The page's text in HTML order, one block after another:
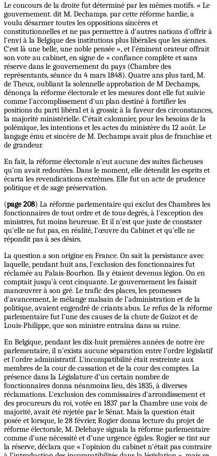
Le concours de la droite fut déterminé par les mêmes motifs. « Le
gouvernement. dit M. Dechamps. par cette réforme hardie, a
voulu désarmer toutes les oppositions sincères et
constitutionnelles et ne pas permettre à d'autres nations d'offrir à
l'envi à la Belgique des institutions plus libérales que les siennes.
C'est là une belle, une noble pensée », et l'éminent orateur offrait
son vote au cabinet, en signe de « confiance complète et sans
réserve dans le gouvernement du pays (Chambre des
représentants, séance du 4 mars 1848). Quatre ans plus tard, M.
de Theux, oubliant la solennelle approbation de M Dechamps,
dénonça la réforme électorale et les mesures dont elle fut suivie
comme l'accomplissement d'un plan destiné à fortifier les
positions du parti libéral et à grossir, à la faveur des circonstances,
la majorité ministérielle. C’était calomnier, pour les besoins de la
polémique, les intentions et les actes du ministère du 12 août. Le
langage ému et sincère de M. Dechamps avait plus de franchise et
de grandeur.
En fait, la réforme électorale n'eut aucune des suites fâcheuses
qu'on avait redoutées. Dans le moment, elle détendit les esprits et
écarta les revendications extrêmes. Elle fut un acte de prudence
politique et de sage préservation.
(page 208) La réforme parlementaire qui exclut des Chambres les
fonctionnaires de tout ordre et de tous degrés, à l'exception des
ministres, fut moins heureuse. Et il n'est que juste de constater
qu'elle ne fut pas, en réalité, l'œuvre du Cabinet et qu'elle ne
répondit pas à ses désirs.
La question a son origine en France. On sait la persistance avec
laquelle, pendant huit ans, l'exclusion des fonctionnaires fut
réclamée au Palais-Bourbon. Ils y étaient devenus légion. On en
comptait jusqu'à cent cinquante. Le gouvernement les faisait
manœuvrer à son gré. Le trafic des places, les promesses
d'avancement, le mélange malsain de l'administration et de la
politique, avaient engendré de criants abus. Le refus de la réforme
parlementaire fut l'une des causes de la chute de Guizot et de
Louis-Philippe, que son ministre entraîna dans sa ruine.
En Belgique, pendant les dix-huit premières années de notre ère
parlementaire, il n'exista aucune séparation entre l'ordre législatif
et l'ordre administratif. L'incompatibilité était restreinte aux
membres de la cour de cassation et de la cour des comptes. La
présence dans la Législature d'un certain nombre de
fonctionnaires donna néanmoins lieu, dès 1835, à diverses
réclamations. L'exclusion des commissaires d'arrondissement et
des procureurs du roi, votée en 1837 par la Chambre une voix de
majorité, avait été rejetée par le Sénat. Mais la question était
posée et lorsque, le 28 février, Rogier donna lecture du projet de
réforme électorale, M. Delehaye signala la réforme parlementaire
comme d'une nécessité et d'une urgence égales. Rogier se tint sur
la réserve, déclara que « l'opinion du cabinet n'était pas contraire